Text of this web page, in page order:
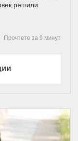
решили
Прочтете за 9 минут